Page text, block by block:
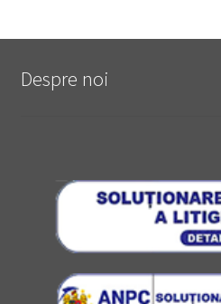
Despre noi